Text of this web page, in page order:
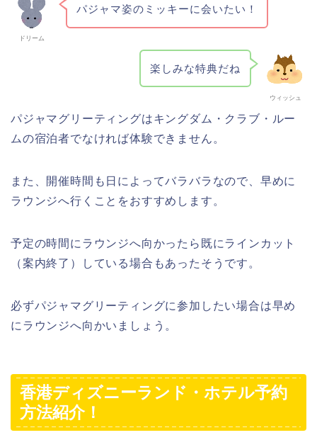
ドリーム
パジャマ姿のミッキーに会いたい！
ウィッシュ
楽しみな特典だね
パジャマグリーティングはキングダム・クラブ・ルー
ムの宿泊者でなければ体験できません。
また、開催時間も日によってバラバラなので、早めに
ラウンジへ行くことをおすすめします。
予定の時間にラウンジへ向かったら既にラインカット
（案内終了）している場合もあったそうです。
必ずパジャマグリーティングに参加したい場合は早め
にラウンジへ向かいましょう。
香港ディズニーランド・ホテル予約
方法紹介！